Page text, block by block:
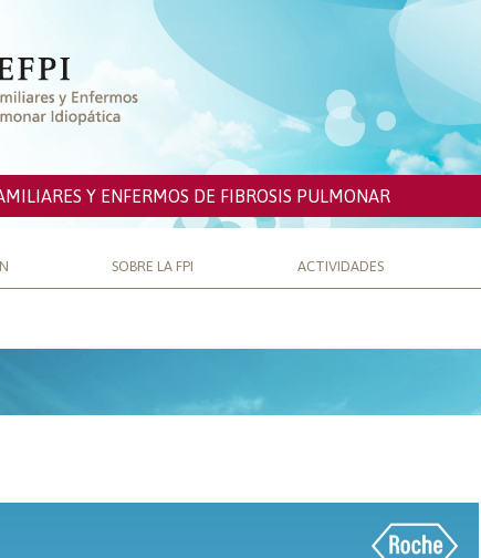
Y ENFERMOS DE FIBROSIS PULMONAR
SOBRE LA FPI ACTIVIDADES